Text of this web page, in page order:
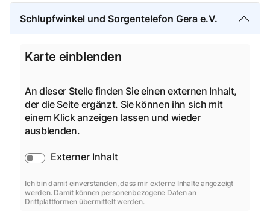
Schlupfwinkel und Sorgentelefon Gera e.V.
Karte einblenden
An dieser Stelle finden Sie einen externen Inhalt,
der die Seite ergänzt. Sie können ihn sich mit
einem Klick anzeigen lassen und wieder
ausblenden.
Externer Inhalt
Ich bin damit einverstanden, dass mir externe Inhalte angezeigt
werden. Damit können personenbezogene Daten an
Drittplattformen übermittelt werden.